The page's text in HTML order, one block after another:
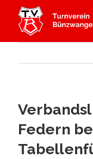
Inhalt
springen
Abteilungen
Mitgliedschaft
Federn